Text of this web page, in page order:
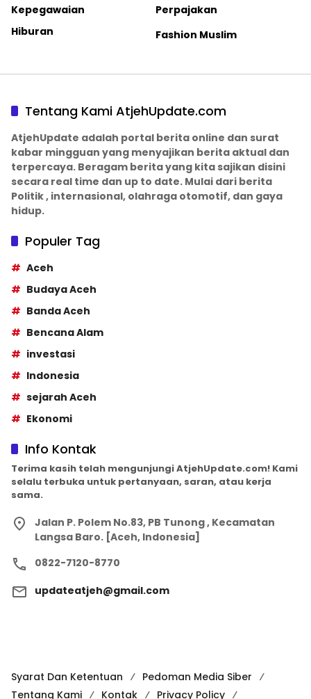
Kepegawaian
Perpajakan
Hiburan
Fashion Muslim
Tentang Kami AtjehUpdate.com
AtjehUpdate adalah portal berita online dan surat
kabar mingguan yang menyajikan berita aktual dan
terpercaya. Beragam berita yang kita sajikan disini
secara real time dan up to date. Mulai dari berita
Politik , internasional, olahraga otomotif, dan gaya
hidup.
Populer Tag
Aceh
Budaya Aceh
Banda Aceh
Bencana Alam
investasi
Indonesia
sejarah Aceh
Ekonomi
Info Kontak
Terima kasih telah mengunjungi AtjehUpdate.com! Kami
selalu terbuka untuk pertanyaan, saran, atau kerja
sama.
Jalan P. Polem No.83, PB Tunong , Kecamatan
Langsa Baro. [Aceh, Indonesia]
0822-7120-8770
updateatjeh@gmail.com
Syarat Dan Ketentuan
Pedoman Media Siber
Tentang Kami
Kontak Privacy Policy